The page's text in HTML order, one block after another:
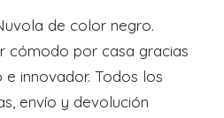
de color negro.
cómodo por casa gracias
innovador. Todos los
envío y devolución